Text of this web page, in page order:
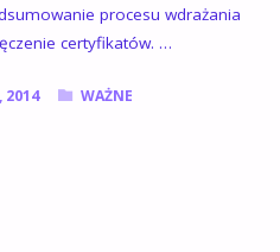
procesu wdrażania
certyfikatów. …
2014 WAŻNE